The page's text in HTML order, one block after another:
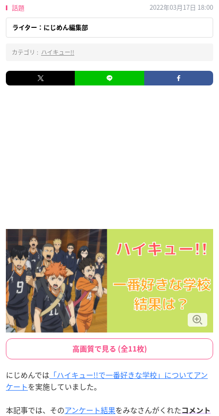
話題 2022年03月17日 18:00
ライター：にじめん編集部
カテゴリ : ハイキュー!!
高画質で見る (全11枚)
にじめんでは 「ハイキュー!!で一番好きな学校」についてアン
ケートを実施していました。
本記事では、そのアンケート結果をみなさんがくれた コメント